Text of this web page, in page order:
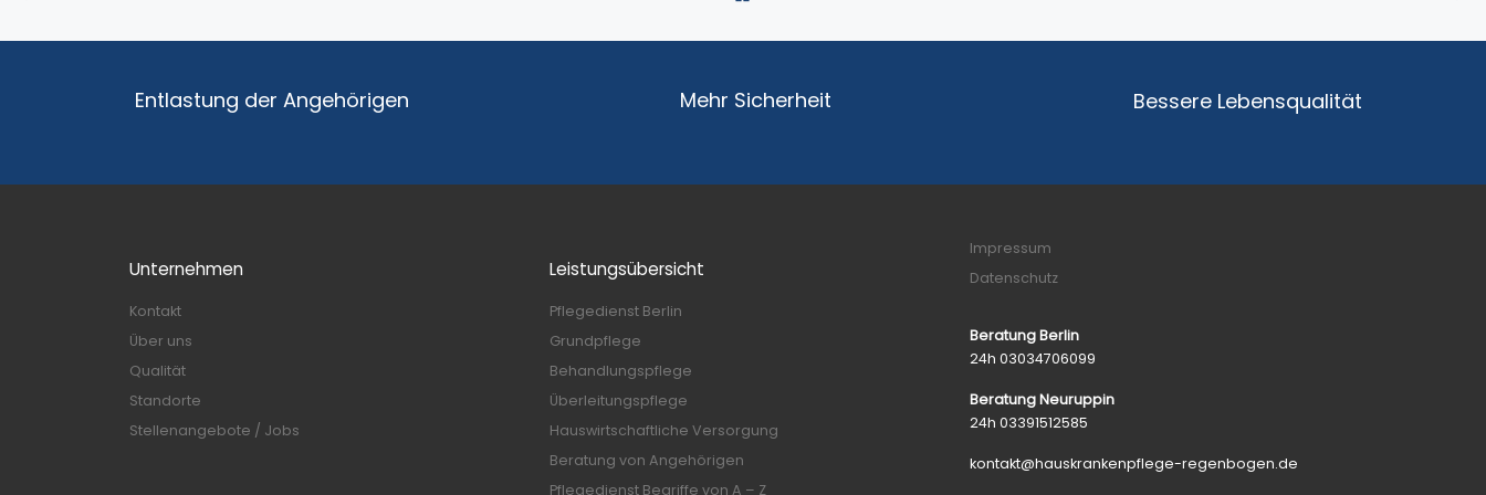
Uhr ist so beispielsweise
direkt verfügbar ist.
Entlastung der Angehörigen Mehr Sicherheit Bessere Lebensqualität
Unternehmen
Kontakt
Über uns
Qualität
Standorte
Stellenangebote / Jobs
Leistungsübersicht
Pflegedienst Berlin
Grundpflege
Behandlungspflege
Überleitungspflege
Hauswirtschaftliche Versorgung
Beratung von Angehörigen
Pflegedienst Begriffe von A – Z
Impressum
Datenschutz
Beratung Berlin
24h 03034706099
Beratung Neuruppin
24h 03391512585
kontakt@hauskrankenpflege-regenbogen.de